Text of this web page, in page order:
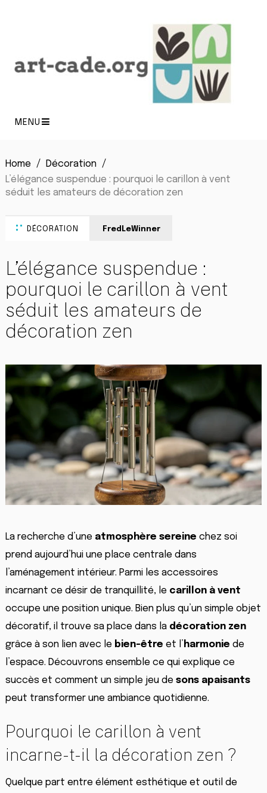
MENU
Home
Décoration
L’élégance suspendue : pourquoi le carillon à vent
séduit les amateurs de décoration zen
DÉCORATION FredLeWinner
L’élégance suspendue :
pourquoi le carillon à vent
séduit les amateurs de
décoration zen
La recherche d’une atmosphère sereine chez soi
prend aujourd’hui une place centrale dans
l’aménagement intérieur. Parmi les accessoires
incarnant ce désir de tranquillité, le carillon à vent
occupe une position unique. Bien plus qu’un simple objet
décoratif, il trouve sa place dans la décoration zen
grâce à son lien avec le bien-être et l’ harmonie de
l’espace. Découvrons ensemble ce qui explique ce
succès et comment un simple jeu de sons apaisants
peut transformer une ambiance quotidienne.
Pourquoi le carillon à vent
incarne-t-il la décoration zen ?
Quelque part entre élément esthétique et outil de